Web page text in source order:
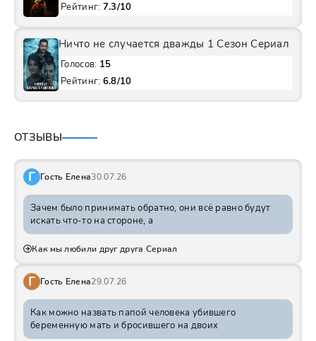
Рейтинг: 7.3/10
Ничто не случается дважды 1 Сезон Сериал
Голосов: 15
Рейтинг: 6.8/10
ОТЗЫВЫ
Г Гость Елена30.07.26
Зачем было принимать обратно, они всё равно будут
искать что-то на стороне, а
Как мы любили друг друга Сериал
Г Гость Елена29.07.26
Как можно назвать папой человека убившего
беременную мать и бросившего на двоих